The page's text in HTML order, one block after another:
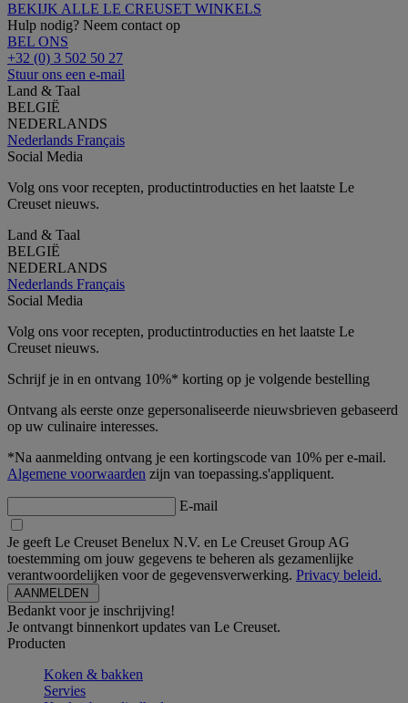
BEKIJK ALLE LE CREUSET WINKELS
Hulp nodig? Neem contact op
BEL ONS
+32 (0) 3 502 50 27
Stuur ons een e-mail
Land & Taal
BELGIË
NEDERLANDS
Nederlands Français
Social Media
Volg ons voor recepten, productintroducties en het laatste Le
Creuset nieuws.
Land & Taal
BELGIË
NEDERLANDS
Nederlands Français
Social Media
Volg ons voor recepten, productintroducties en het laatste Le
Creuset nieuws.
Schrijf je in en ontvang 10%* korting op je volgende bestelling
Ontvang als eerste onze gepersonaliseerde nieuwsbrieven gebaseerd
op uw culinaire interesses.
*Na aanmelding ontvang je een kortingscode van 10% per e-mail.
Algemene voorwaarden zijn van toepassing.s'appliquent.
E-mail
Je geeft Le Creuset Benelux N.V. en Le Creuset Group AG
toestemming om jouw gegevens te beheren als gezamenlijke
verantwoordelijken voor de gegevensverwerking. Privacy beleid.
Bedankt voor je inschrijving!
Je ontvangt binnenkort updates van Le Creuset.
Producten
Koken & bakken
Servies